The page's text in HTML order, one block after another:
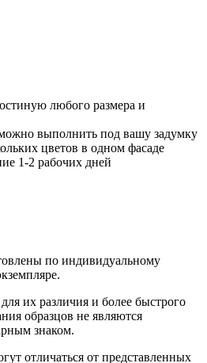
любого размера и
выполнить под вашу задумку
цветов в одном фасаде
1-2 рабочих дней
по индивидуальному
их различия и более быстрого
образцов не являются
знаком.
отличаться от представленных